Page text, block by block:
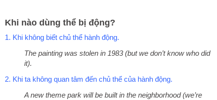
Khi nào dùng thể bị động?
1. Khi không biết chủ thể hành động.
The painting was stolen in 1983 (but we don’t know who did
it).
2. Khi ta không quan tâm đến chủ thể của hành động.
A new theme park will be built in the neighborhood (we’re